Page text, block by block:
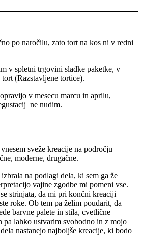
po naročilu, zato tort na kos ni v redni
v spletni trgovini sladke paketke, v
(Razstavljene tortice).
v mesecu marcu in aprilu,
ne nudim.
sveže kreacije na področju
moderne, drugačne.
na podlagi dela, ki sem ga že
vajine zgodbe mi pomeni vse.
strinjata, da mi pri končni kreaciji
roke. Ob tem pa želim poudarit, da
barvne palete in stila, cvetlične
pa lahko ustvarim svobodno in z mojo
nastanejo najboljše kreacije, ki bodo